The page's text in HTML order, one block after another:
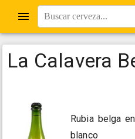
Buscar cerveza...
La Calavera
Rubia belga
blanco